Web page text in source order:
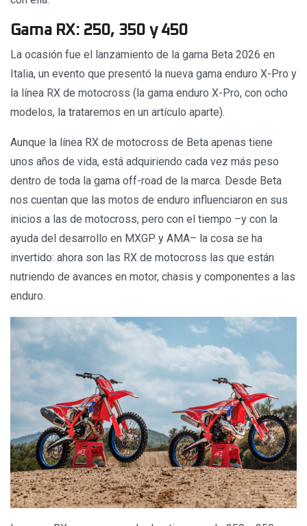
Gama RX: 250, 350 y 450
La ocasión fue el lanzamiento de la gama Beta 2026 en
Italia, un evento que presentó la nueva gama enduro X-Pro y
la línea RX de motocross (la gama enduro X-Pro, con ocho
modelos, la trataremos en un artículo aparte).
Aunque la línea RX de motocross de Beta apenas tiene
unos años de vida, está adquiriendo cada vez más peso
dentro de toda la gama off-road de la marca. Desde Beta
nos cuentan que las motos de enduro influenciaron en sus
inicios a las de motocross, pero con el tiempo –y con la
ayuda del desarrollo en MXGP y AMA– la cosa se ha
invertido: ahora son las RX de motocross las que están
nutriendo de avances en motor, chasis y componentes a las
enduro.